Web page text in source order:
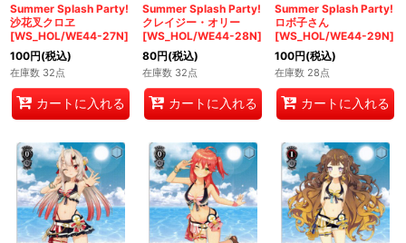
Summer Splash Party!
沙花叉クロヱ
[WS_HOL/WE44-27N]
100円(税込)
在庫数 32点
カートに入れる
Summer Splash Party!
クレイジー・オリー
[WS_HOL/WE44-28N]
80円(税込)
在庫数 32点
カートに入れる
Summer Splash Party!
ロボ子さん
[WS_HOL/WE44-29N]
100円(税込)
在庫数 28点
カートに入れる